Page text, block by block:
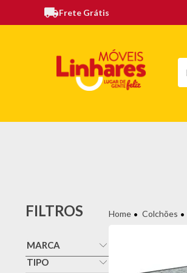
Frete Grátis
FILTROS
MARCA
Tigus Moveis
TIPO
Colchões